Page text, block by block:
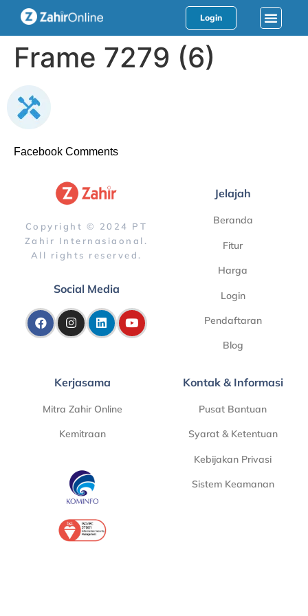
Login
Frame 7279 (6)
Facebook Comments
Copyright © 2024 PT
Zahir Internasiaonal.
All rights reserved.
Social Media
Jelajah
Beranda
Fitur
Harga
Login
Pendaftaran
Blog
Kerjasama
Mitra Zahir Online
Kemitraan
Kontak & Informasi
Pusat Bantuan
Syarat & Ketentuan
Kebijakan Privasi
Sistem Keamanan